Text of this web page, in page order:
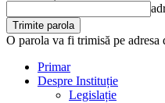
O parola va fi trimisă pe adresa
Primar
Despre Instituție
Legislație